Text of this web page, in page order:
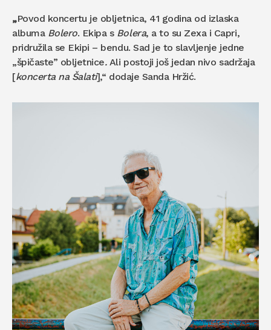
„Povod koncertu je obljetnica, 41 godina od izlaska
albuma Bolero. Ekipa s Bolera, a to su Zexa i Capri,
pridružila se Ekipi – bendu. Sad je to slavljenje jedne
„špičaste” obljetnice. Ali postoji još jedan nivo sadržaja
[koncerta na Šalati],“ dodaje Sanda Hržić.